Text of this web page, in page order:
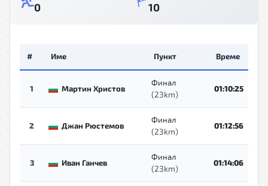
0 10
# Име Пункт Време
1 Мартин Христов
Финал
(23km)
01:10:25
2 Джан Рюстемов
Финал
(23km)
01:12:56
3 Иван Ганчев
Финал
(23km)
01:14:06